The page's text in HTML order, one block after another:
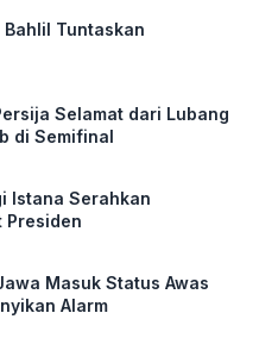
Tuntaskan
Selamat dari Lubang
di Semifinal
Istana Serahkan
Presiden
Masuk Status Awas
Alarm